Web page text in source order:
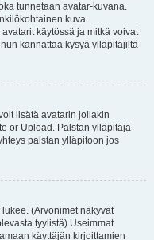
tunnetaan avatar-kuvana.
kuva.
käytössä ja mitkä voivat
kannattaa kysyä ylläpitäjiltä
lisätä avatarin jollakin
or Upload. Palstan ylläpitäjä
palstan ylläpitoon jos
(Arvonimet näkyvät
tyylistä) Useimmat
käyttäjän kirjoittamien